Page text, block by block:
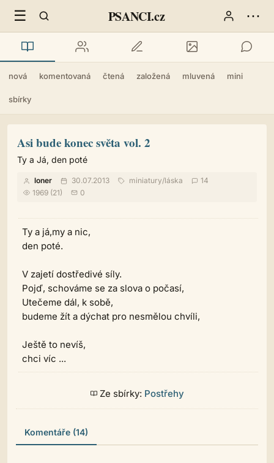
☰ PSANCI.cz ⋯
nová komentovaná čtená založená mluvená mini
sbírky
Asi bude konec světa vol. 2
Ty a Já, den poté
loner 30.07.2013 miniatury/láska
14
1969 (21)
0
Ty a já,my a nic,
den poté.
V zajetí dostředivé síly.
Pojď, schováme se za slova o počasí,
Utečeme dál, k sobě,
budeme žít a dýchat pro nesmělou chvíli,
Ještě to nevíš,
chci víc ...
Ze sbírky: Postřehy
Komentáře (14)